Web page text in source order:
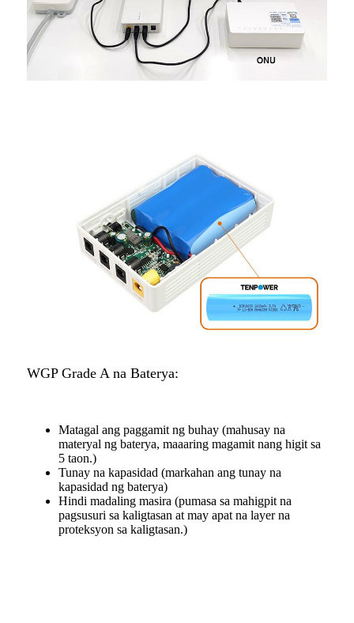
WGP Grade A na Baterya:
Matagal ang paggamit ng buhay (mahusay na
materyal ng baterya, maaaring magamit nang higit sa
5 taon.)
Tunay na kapasidad (markahan ang tunay na
kapasidad ng baterya)
Hindi madaling masira (pumasa sa mahigpit na
pagsusuri sa kaligtasan at may apat na layer na
proteksyon sa kaligtasan.)